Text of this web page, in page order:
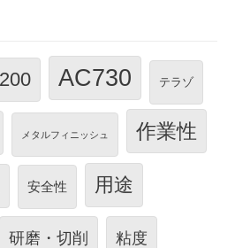
AC730 テラゾ
メタルフィニッシュ 作業性
安全性 用途
研磨・切削 粘度